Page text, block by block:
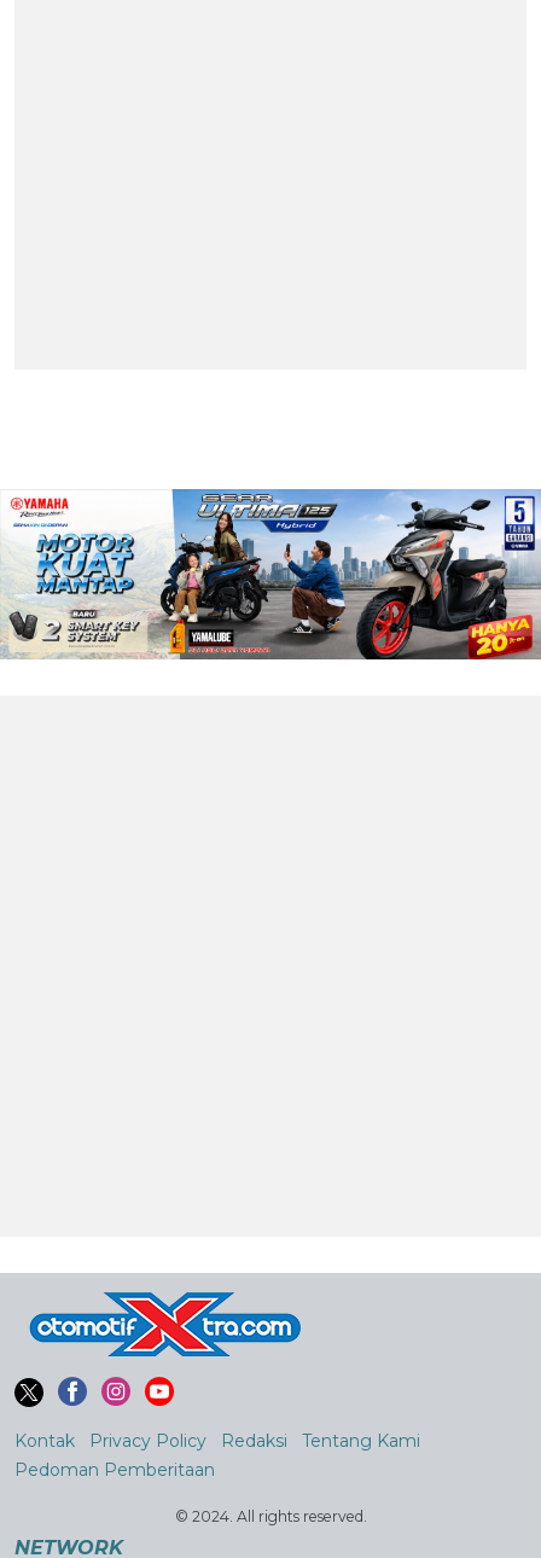
Kontak Privacy Policy Redaksi
Tentang Kami
Pedoman Pemberitaan
© 2024. All rights reserved.
NETWORK